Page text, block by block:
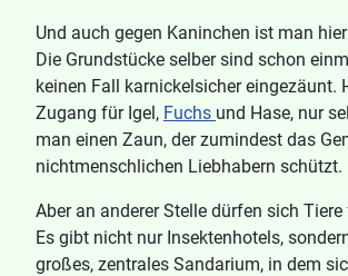
Und auch gegen Kaninchen ist man
Die Grundstücke selber sind schon
keinen Fall karnickelsicher eingezäunt.
Zugang für Igel, Fuchs und Hase, nur
man einen Zaun, der zumindest das
nichtmenschlichen Liebhabern schützt.
Aber an anderer Stelle dürfen sich Tiere
Es gibt nicht nur Insektenhotels,
großes, zentrales Sandarium, in dem